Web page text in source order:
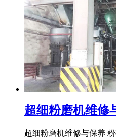
超细粉磨机维修
超细粉磨机维修与保养